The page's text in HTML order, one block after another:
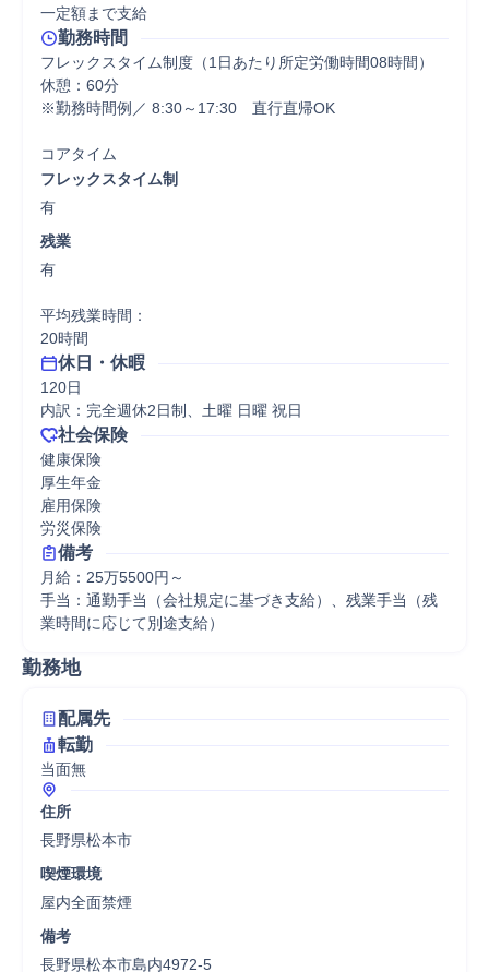
一定額まで支給
勤務時間
フレックスタイム制度（1日あたり所定労働時間08時間）
休憩：60分
※勤務時間例／ 8:30～17:30　直行直帰OK
コアタイム
フレックスタイム制
有
残業
有
平均残業時間：
20時間
休日・休暇
120日
内訳：完全週休2日制、土曜 日曜 祝日
社会保険
健康保険
厚生年金
雇用保険
労災保険
備考
月給：25万5500円～
手当：通勤手当（会社規定に基づき支給）、残業手当（残
業時間に応じて別途支給）
勤務地
配属先
転勤
当面無
住所
長野県松本市
喫煙環境
屋内全面禁煙
備考
長野県松本市島内4972-5